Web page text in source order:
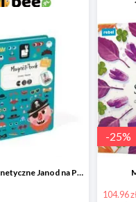
Puzzle magnetyczne Janod na Preznt od zajączka w Bee -25 zł
-25%
104.96